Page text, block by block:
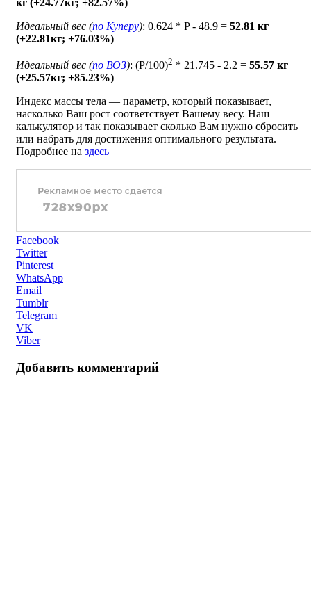
кг (+24.77кг; +82.57%)
Идеальный вес (по Куперу): 0.624 * P - 48.9 = 52.81 кг
(+22.81кг; +76.03%)
Идеальный вес (по ВОЗ): (P/100)2 * 21.745 - 2.2 = 55.57 кг
(+25.57кг; +85.23%)
Индекс массы тела — параметр, который показывает,
насколько Ваш рост соответствует Вашему весу. Наш
калькулятор и так показывает сколько Вам нужно сбросить
или набрать для достижения оптимального результата.
Подробнее на здесь
Facebook
Twitter
Pinterest
WhatsApp
Email
Tumblr
Telegram
VK
Viber
Добавить комментарий